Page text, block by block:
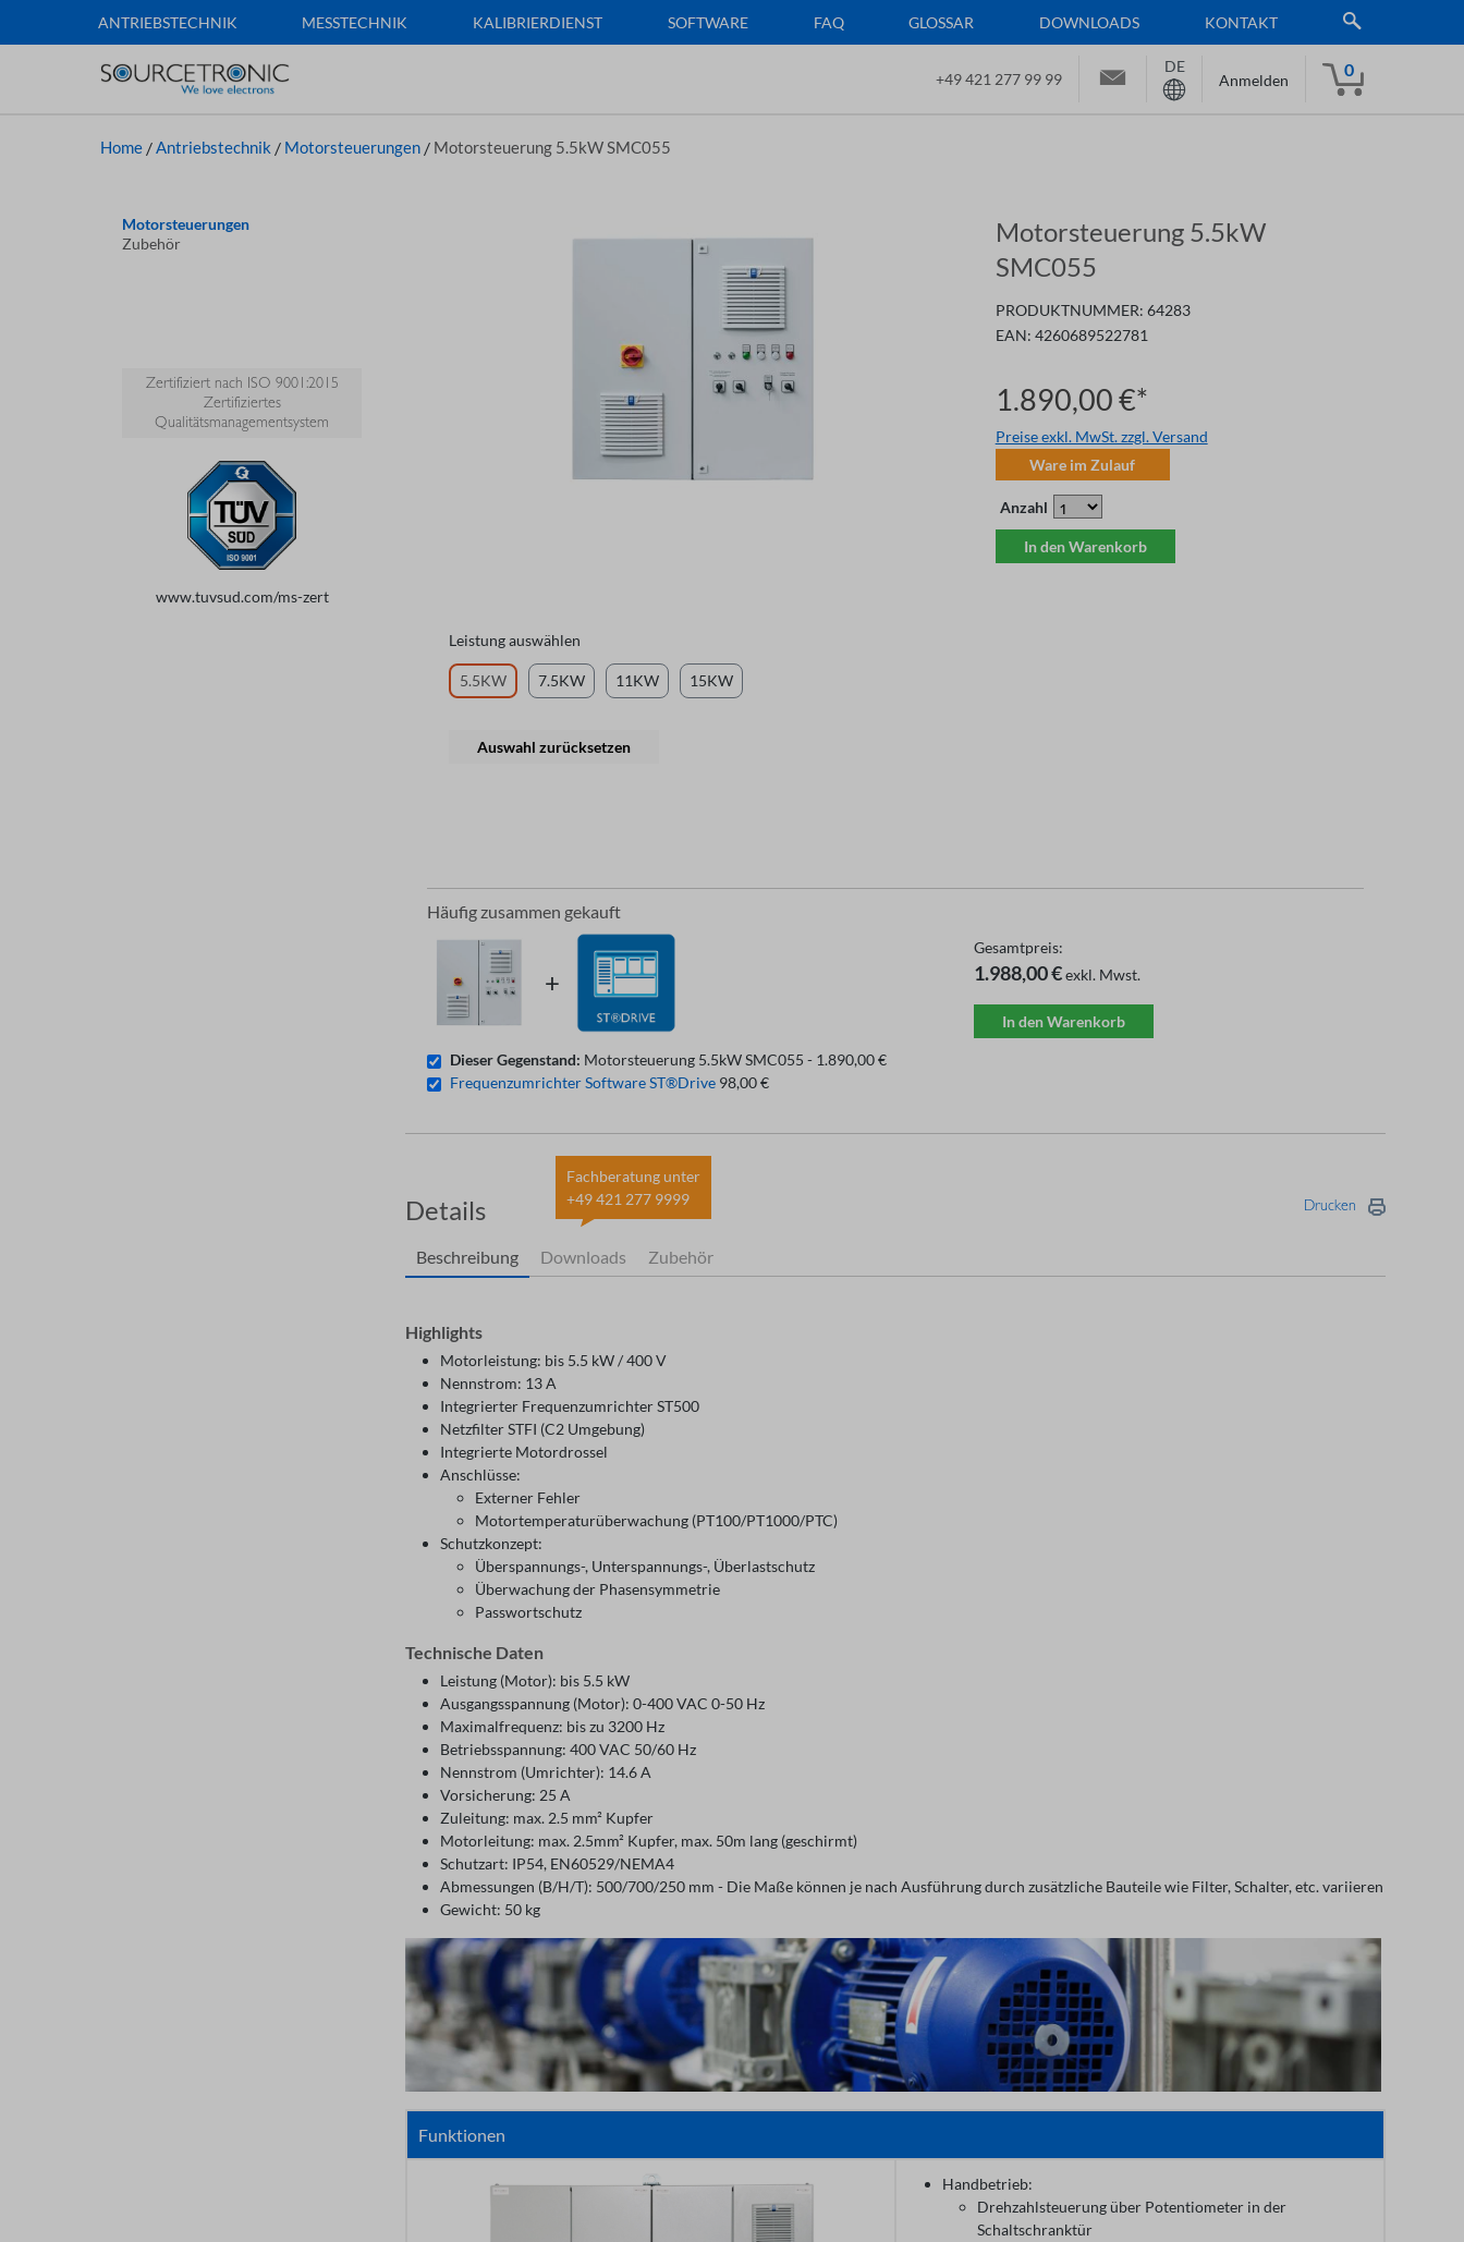
ANTRIEBSTECHNIK MESSTECHNIK KALIBRIERDIENST SOFTWARE FAQ GLOSSAR DOWNLOADS KONTAKT
+49 421 277 99 99
DE
Anmelden
0
Home /Antriebstechnik / Motorsteuerungen / Motorsteuerung 5.5kW SMC055
Motorsteuerungen
Zubehör
Zertifiziert nach ISO 9001:2015
Zertifiziertes
Qualitätsmanagementsystem
www.tuvsud.com/ms-zert
Motorsteuerung 5.5kW
SMC055
PRODUKTNUMMER: 64283
EAN: 4260689522781
1.890,00 €*
Preise exkl. MwSt. zzgl. Versand
Ware im Zulauf
Anzahl
In den Warenkorb
Leistung auswählen
5.5KW 7.5KW 11KW 15KW
Auswahl zurücksetzen
Häufig zusammen gekauft
Gesamtpreis:
1.988,00 €exkl. Mwst.
In den Warenkorb
Dieser Gegenstand: Motorsteuerung 5.5kW SMC055 - 1.890,00 €
Frequenzumrichter Software ST®Drive 98,00 €
Details
Fachberatung unter
+49 421 277 9999
Drucken
Beschreibung Downloads Zubehör
Highlights
Motorleistung: bis 5.5 kW / 400 V
Nennstrom: 13A
Integrierter Frequenzumrichter ST500
Netzfilter STFI (C2 Umgebung)
Integrierte Motordrossel
Anschlüsse:
Externer Fehler
Motortemperaturüberwachung (PT100/PT1000/PTC)
Schutzkonzept:
Überspannungs-, Unterspannungs-, Überlastschutz
Überwachung der Phasensymmetrie
Passwortschutz
Technische Daten
Leistung (Motor): bis 5.5 kW
Ausgangsspannung (Motor): 0-400 VAC 0-50 Hz
Maximalfrequenz: bis zu 3200 Hz
Betriebsspannung: 400 VAC 50/60 Hz
Nennstrom (Umrichter): 14.6 A
Vorsicherung: 25 A
Zuleitung: max. 2.5 mm² Kupfer
Motorleitung: max. 2.5mm² Kupfer, max. 50m lang (geschirmt)
Schutzart: IP54, EN60529/NEMA4
Abmessungen (B/H/T): 500/700/250 mm - Die Maße können je nach Ausführung durch zusätzliche Bauteile wie Filter, Schalter, etc. variieren
Gewicht: 50 kg
Funktionen
Handbetrieb:
Drehzahlsteuerung über Potentiometer in der
Schaltschranktür